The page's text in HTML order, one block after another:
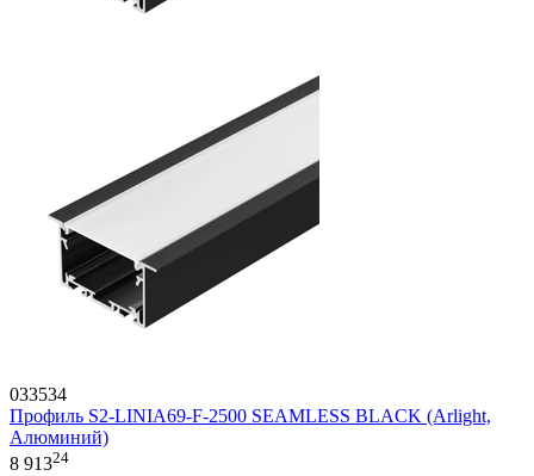
033534
Профиль S2-LINIA69-F-2500 SEAMLESS BLACK (Arlight,
Алюминий)
8 91324